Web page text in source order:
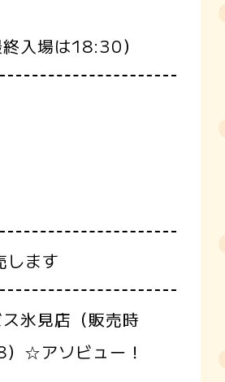
入場は18:30）
ます
氷見店（販売時
☆アソビュー！